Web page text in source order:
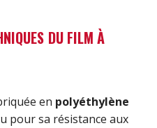
DU FILM À
en polyéthylène
pour sa résistance aux